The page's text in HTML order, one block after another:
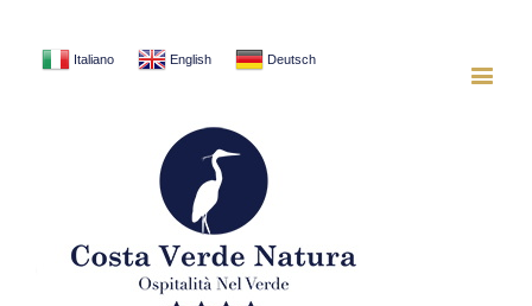
Italiano English Deutsch